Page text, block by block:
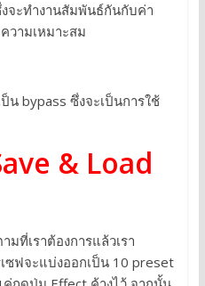
จะทำงานสัมพันธ์กันกับค่า
วามเหมาะสม
น bypass ซึ่งจะเป็นการใช้
& Load
มที่เราต้องการแล้วเรา
ซฟจะแบ่งออกเป็น 10 preset